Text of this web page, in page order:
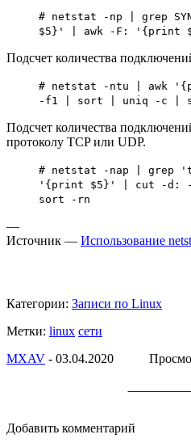
# netstat -np | grep
$5}' | awk -F: '{print
Подсчет количества
# netstat -ntu | awk
-f1 | sort | uniq -c |
Подсчет количества
протоколу TCP или UDP.
# netstat -nap | grep
'{print $5}' | cut -d:
sort -rn
—
Источник — Использование
Категории: Записи по Linux
Метки: linux сети
МXAV - 03.04.2020
Добавить комментарий